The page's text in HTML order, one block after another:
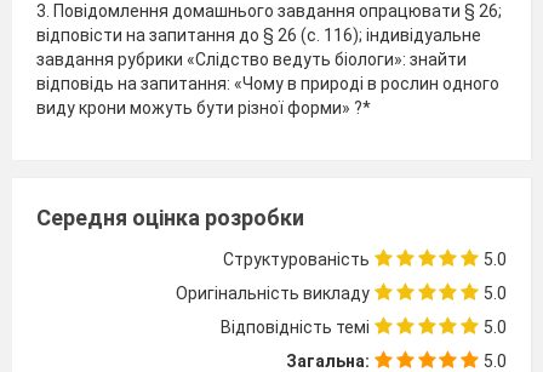
3. Повідомлення домашнього завдання опрацювати § 26;
відповісти на запитання до § 26 (с. 116); індивідуальне
завдання рубрики «Слідство ведуть біологи»: знайти
відповідь на запитання: «Чому в природі в рослин одного
виду крони можуть бути різної форми» ?*
Середня оцінка розробки
Структурованість
5.0
Оригінальність викладу
5.0
Відповідність темі
5.0
Загальна:
5.0